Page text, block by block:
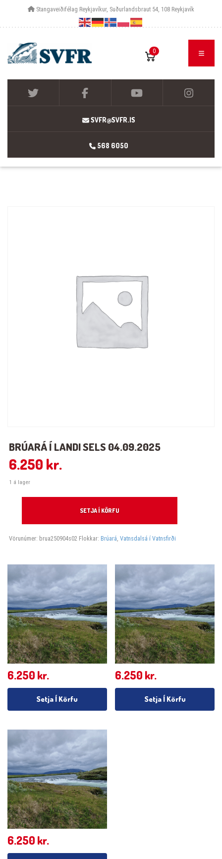
Stangaveiðifélag Reykjavíkur, Suðurlandsbraut 54, 108 Reykjavík
0
SVFR@SVFR.IS
568 6050
BRÚARÁ Í LANDI SELS 04.09.2025
6.250 kr.
1 á lager
SETJA Í KÖRFU
Vörunúmer: brua250904s02 Flokkar: Brúará, Vatnsdalsá í Vatnsfirði
6.250 kr.
Setja Í Körfu
6.250 kr.
Setja Í Körfu
6.250 kr.